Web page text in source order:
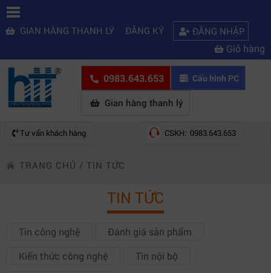
GIAN HÀNG THANH LÝ ĐĂNG KÝ ĐĂNG NHẬP
Giỏ hàng
0983.643.653 Cấu hình PC
Gian hàng thanh lý
Tư vấn khách hàng CSKH: 0983.643.653
TRANG CHỦ / TIN TỨC
TIN TỨC
Tin công nghệ
Đánh giá sản phẩm
Kiến thức công nghệ
Tin nội bộ